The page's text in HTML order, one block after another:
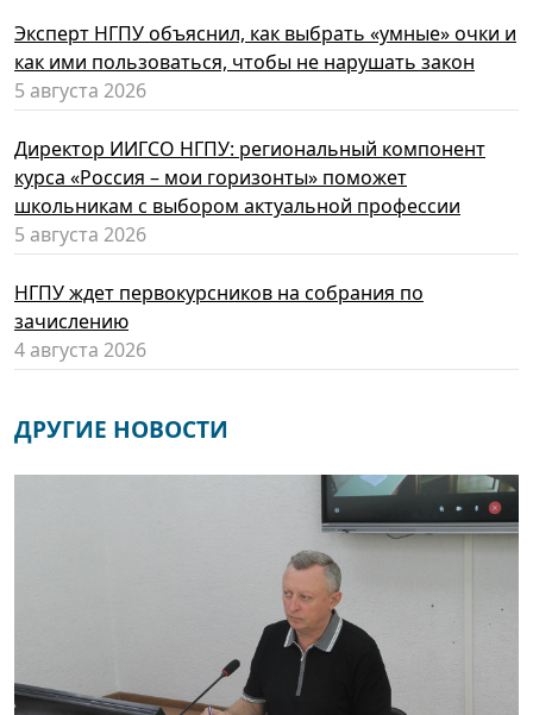
Эксперт НГПУ объяснил, как выбрать «умные» очки и
как ими пользоваться, чтобы не нарушать закон
5 августа 2026
Директор ИИГСО НГПУ: региональный компонент
курса «Россия – мои горизонты» поможет
школьникам с выбором актуальной профессии
5 августа 2026
НГПУ ждет первокурсников на собрания по
зачислению
4 августа 2026
ДРУГИЕ НОВОСТИ